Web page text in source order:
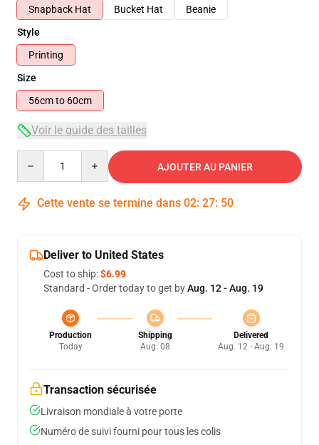
Snapback Hat
Bucket Hat
Beanie
Style
Printing
Size
56cm to 60cm
Voir le guide des tailles
AJOUTER AU PANIER
Cette vente se termine dans 02: 27: 49
Deliver to United States
Cost to ship:$6.99
Standard - Order today to get byAug. 12 - Aug. 19
Production
Today
Shipping
Aug. 08
Delivered
Aug. 12 - Aug. 19
Transaction sécurisée
Livraison mondiale à votre porte
Numéro de suivi fourni pour tous les colis